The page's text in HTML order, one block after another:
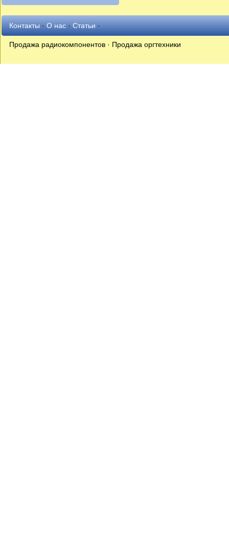
Контакты·О нас·Статьи·
Продажа радиокомпонентов · Продажа оргтехники